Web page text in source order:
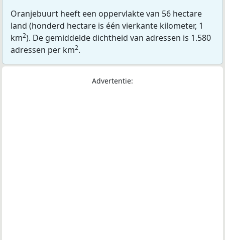
Oranjebuurt heeft een oppervlakte van 56 hectare
land (honderd hectare is één vierkante kilometer, 1
km2). De gemiddelde dichtheid van adressen is 1.580
adressen per km2.
Advertentie: